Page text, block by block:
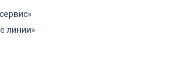
линии»